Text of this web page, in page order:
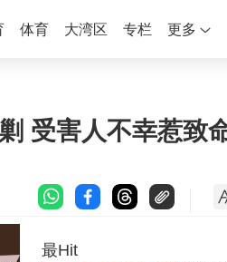
体育 大湾区 专栏 更多
受害人不幸惹致
最Hit